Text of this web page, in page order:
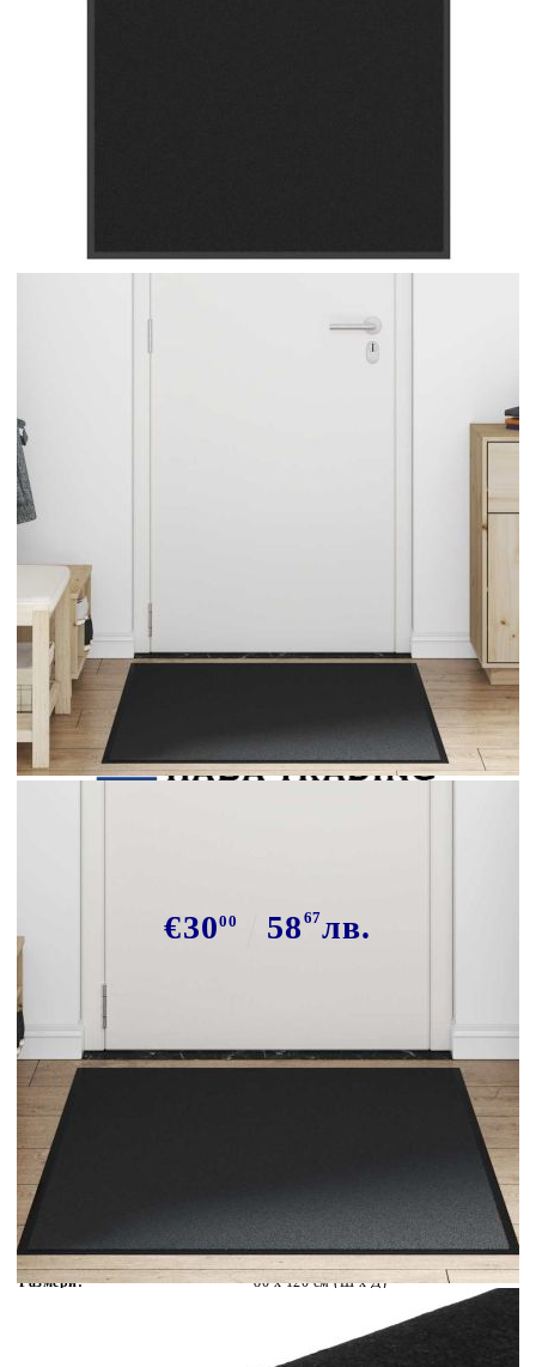
€3000 58 67лв.
Време за доставка: 5 до 9 дни
Цвят:
Черен
Материал:
PP (полипропилен) и PVC
Размери:
80 x 120 см (Ш x Д)